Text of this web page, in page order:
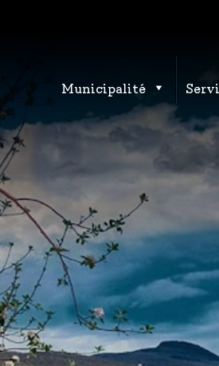
Municipalité